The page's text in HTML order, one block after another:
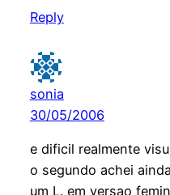
Reply
sonia
30/05/2006
e dificil realmente
o segundo achei
um L. em versao